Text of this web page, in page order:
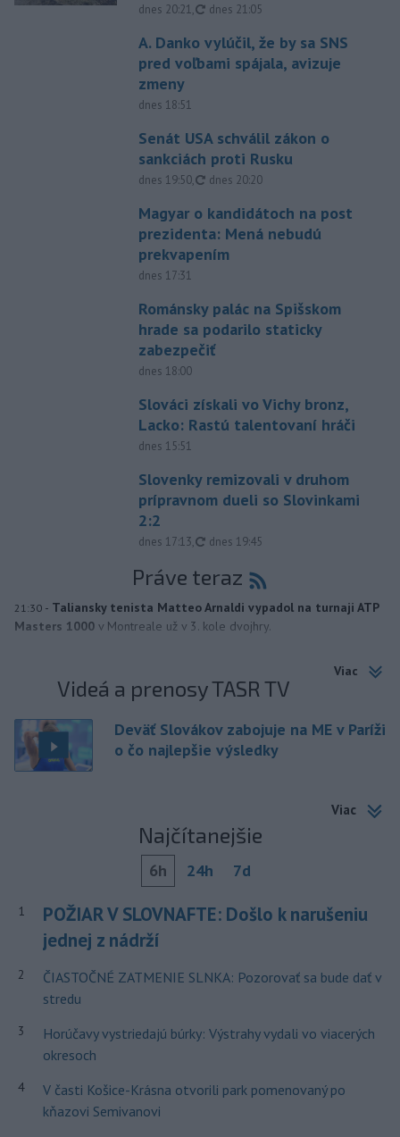
dnes 20:21, aktualizované
dnes 21:05
A. Danko vylúčil, že by sa SNS
pred voľbami spájala, avizuje
zmeny
dnes 18:51
Senát USA schválil zákon o
sankciách proti Rusku
dnes 19:50, aktualizované
dnes 20:20
Magyar o kandidátoch na post
prezidenta: Mená nebudú
prekvapením
dnes 17:31
Románsky palác na Spišskom
hrade sa podarilo staticky
zabezpečiť
dnes 18:00
Slováci získali vo Vichy bronz,
Lacko: Rastú talentovaní hráči
dnes 15:51
Slovenky remizovali v druhom
prípravnom dueli so Slovinkami
2:2
dnes 17:13, aktualizované
dnes 19:45
Práve teraz
21:30 - Taliansky tenista Matteo Arnaldi vypadol na turnaji ATP
Masters 1000 v Montreale už v 3. kole dvojhry.
Viac
Videá a prenosy TASR TV
Deväť Slovákov zabojuje na ME v Paríži
o čo najlepšie výsledky
Viac
Najčítanejšie
6h 24h 7d
1
POŽIAR V SLOVNAFTE: Došlo k narušeniu
jednej z nádrží
2
ČIASTOČNÉ ZATMENIE SLNKA: Pozorovať sa bude dať v
stredu
3
Horúčavy vystriedajú búrky: Výstrahy vydali vo viacerých
okresoch
4
V časti Košice-Krásna otvorili park pomenovaný po
kňazovi Semivanovi